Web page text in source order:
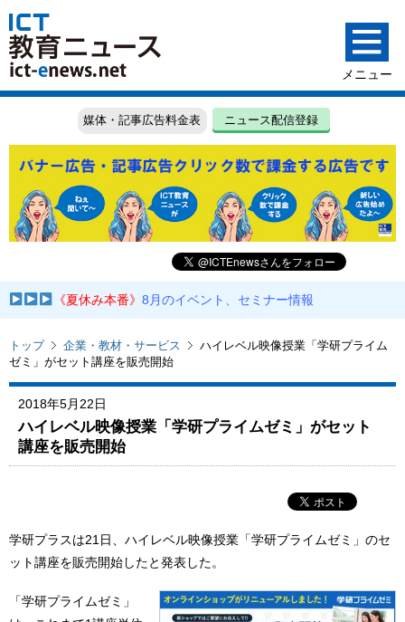
媒体・記事広告料金表 ニュース配信登録
《夏休み本番》8月のイベント、セミナー情報
トップ 企業・教材・サービス
ハイレベル映像授業「学研プライム
ゼミ」がセット講座を販売開始
2018年5月22日
ハイレベル映像授業「学研プライムゼミ」がセット
講座を販売開始
学研プラスは21日、ハイレベル映像授業「学研プライムゼミ」のセ
ット講座を販売開始したと発表した。
「学研プライムゼミ」